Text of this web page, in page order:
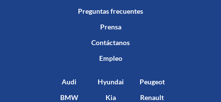
Preguntas frecuentes
Prensa
Contáctanos
Empleo
Audi
BMW
Hyundai
Kia
Peugeot
Renault